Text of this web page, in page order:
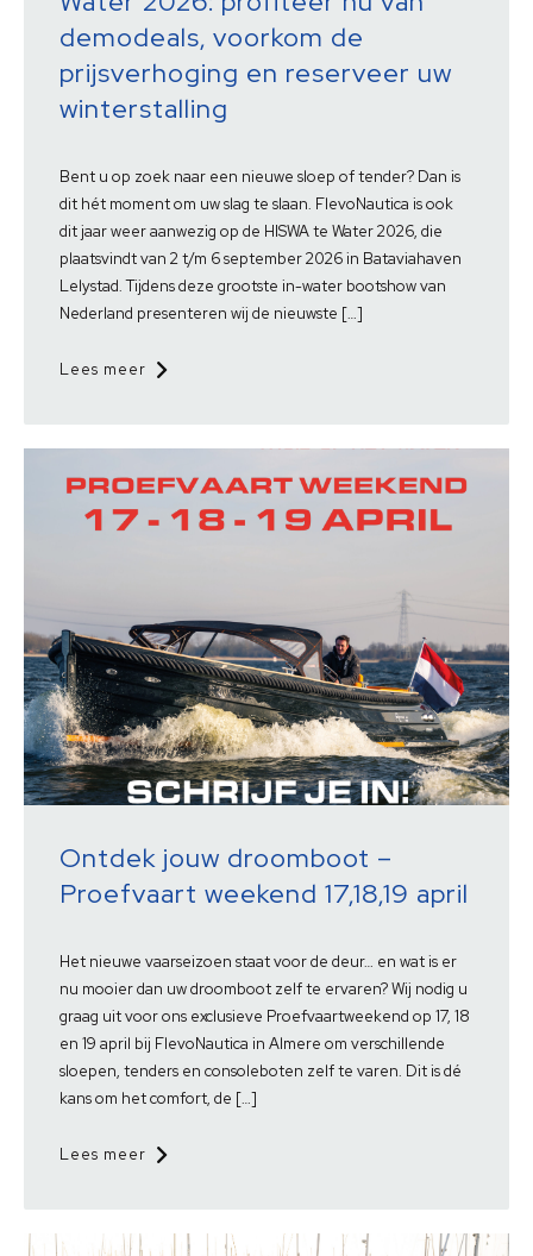
demodeals, voorkom de
prijsverhoging en reserveer uw
winterstalling
Bent u op zoek naar een nieuwe sloep of tender? Dan is
dit hét moment om uw slag te slaan. FlevoNautica is ook
dit jaar weer aanwezig op de HISWA te Water 2026, die
plaatsvindt van 2 t/m 6 september 2026 in Bataviahaven
Lelystad. Tijdens deze grootste in-water bootshow van
Nederland presenteren wij de nieuwste […]
Lees meer
Ontdek jouw droomboot –
Proefvaart weekend 17,18,19 april
Het nieuwe vaarseizoen staat voor de deur… en wat is er
nu mooier dan uw droomboot zelf te ervaren? Wij nodig u
graag uit voor ons exclusieve Proefvaartweekend op 17, 18
en 19 april bij FlevoNautica in Almere om verschillende
sloepen, tenders en consoleboten zelf te varen. Dit is dé
kans om het comfort, de […]
Lees meer